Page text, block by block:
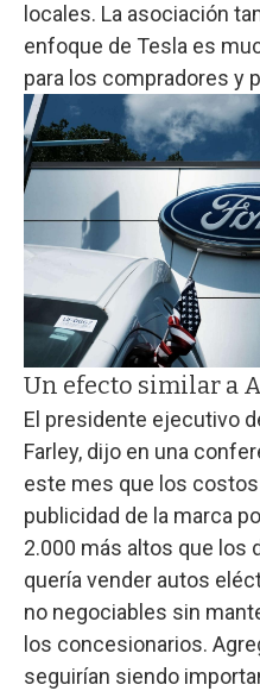
locales. La asociación
enfoque de Tesla es
para los compradores y
Un efecto similar a
El presidente ejecutivo
Farley, dijo en una
este mes que los
publicidad de la marca
2.000 más altos que los
quería vender autos
no negociables sin
los concesionarios.
seguirían siendo